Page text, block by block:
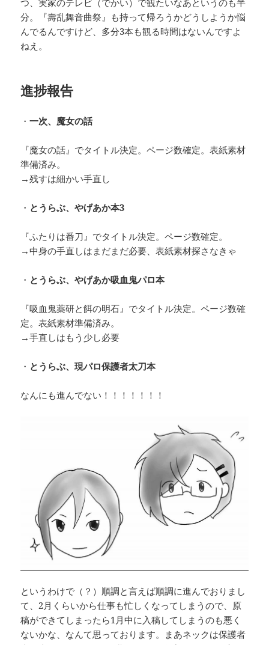
つ、実家のテレビ（でかい）で観たいなあというのも半
分。『壽乱舞音曲祭』も持って帰ろうかどうしようか悩
んでるんですけど、多分3本も観る時間はないんですよ
ねえ。
進捗報告
・一次、魔女の話
『魔女の話』でタイトル決定。ページ数確定。表紙素材
準備済み。
→残すは細かい手直し
・ とうらぶ、やげあか本3
『ふたりは番刀』でタイトル決定。ページ数確定。
→中身の手直しはまだまだ必要、表紙素材探さなきゃ
・ とうらぶ、やげあか吸血鬼パロ本
『吸血鬼薬研と餌の明石』でタイトル決定。ページ数確
定。表紙素材準備済み。
→手直しはもう少し必要
・ とうらぶ、現パロ保護者太刀本
なんにも進んでない！！！！！！！
というわけで（？）順調と言えば順調に進んでおりまし
て、2月くらいから仕事も忙しくなってしまうので、原
稿ができてしまったら1月中に入稿してしまうのも悪く
ないかな、なんて思っております。まあネックは保護者